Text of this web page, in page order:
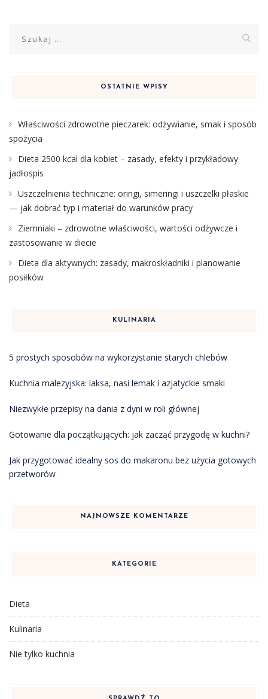
OSTATNIE WPISY
Właściwości zdrowotne pieczarek: odżywianie, smak i sposób
spożycia
Dieta 2500 kcal dla kobiet – zasady, efekty i przykładowy
jadłospis
Uszczelnienia techniczne: oringi, simeringi i uszczelki płaskie
— jak dobrać typ i materiał do warunków pracy
Ziemniaki – zdrowotne właściwości, wartości odżywcze i
zastosowanie w diecie
Dieta dla aktywnych: zasady, makroskładniki i planowanie
posiłków
KULINARIA
5 prostych sposobów na wykorzystanie starych chlebów
Kuchnia malezyjska: laksa, nasi lemak i azjatyckie smaki
Niezwykłe przepisy na dania z dyni w roli głównej
Gotowanie dla początkujących: jak zacząć przygodę w kuchni?
Jak przygotować idealny sos do makaronu bez użycia gotowych
przetworów
NAJNOWSZE KOMENTARZE
KATEGORIE
Dieta
Kulinaria
Nie tylko kuchnia